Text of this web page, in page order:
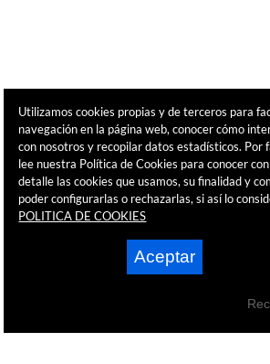
Utilizamos cookies propias y de terceros para
navegación en la página web, conocer cómo
con nosotros y recopilar datos estadísticos. Por
lee nuestra Política de Cookies para conocer
detalle las cookies que usamos, su finalidad y
poder configurarlas o rechazarlas, si así lo
POLITICA DE COOKIES
Aceptar